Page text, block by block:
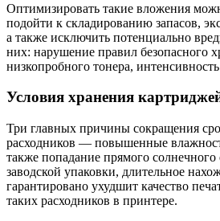
Оптимизировать такие вложения
подойти к складированию запасов,
а также исключить потенциально
них: нарушение правил безопасного
низкопробного тонера,
Условия хранения
Три главных причины сокращения
расходников — повышенные
также попадание прямого
заводской упаковки, длительное
гарантировано ухудшит качество
таких расходников в принтере.